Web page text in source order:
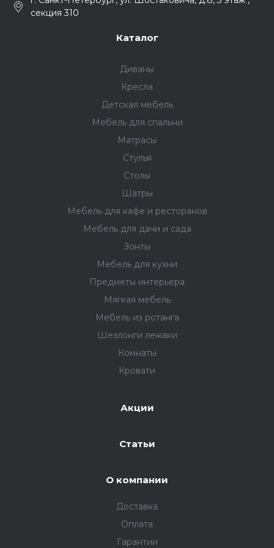
секция 310
Каталог
Диваны
Кресла
Детская мебель
Мебель для спальни
Матрасы
Стулья
Столы
Шатры
Мебель для кафе и ресторанов
Мебель для дачи и сада
Зонты
Мебель для кухни
Предметы интерьера
Мягкая мебель
Мебель из ротанга
Шезлонги лежаки
Комнаты
Кровати
Акции
Cтатьи
О компании
Доставка
Оплата
Гарантии